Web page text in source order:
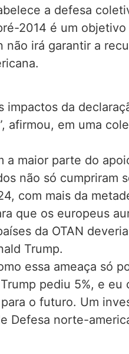
a defesa
2014 é um
irá garantir a
da
afirmou, em uma
maior parte do
não só cumpriram
com mais da
que os europeus
da OTAN
Trump.
essa ameaça só
pediu 5%, e eu
o futuro. Um
Defesa norte-